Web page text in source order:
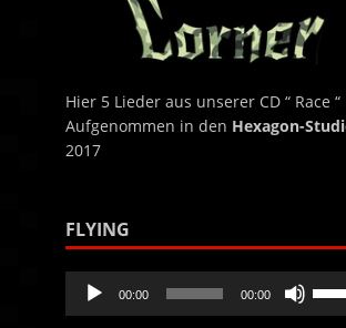
Hier 5 Lieder aus unserer CD “ Race “
Aufgenommen in den Hexagon-
2017
FLYING
Audio-
Player
00:00 00:00